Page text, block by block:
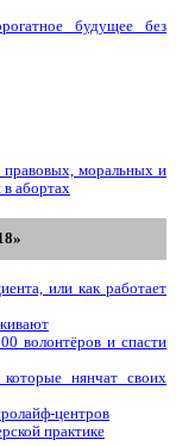
будущее без
правовых, моральных и
абортах
или как работает
волонтёров и спасти
нянчат своих
центров
практике